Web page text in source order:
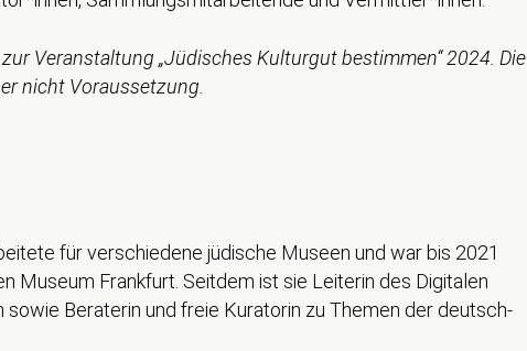
Veranstaltung „Jüdisches Kulturgut bestimmen“ 2024. Die
nicht Voraussetzung.
für verschiedene jüdische Museen und war bis 2021
Museum Frankfurt. Seitdem ist sie Leiterin des Digitalen
Beraterin und freie Kuratorin zu Themen der deutsch-